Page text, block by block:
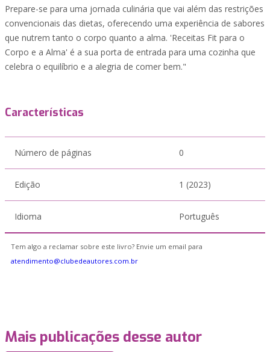
Prepare-se para uma jornada culinária que vai além das restrições
convencionais das dietas, oferecendo uma experiência de sabores
que nutrem tanto o corpo quanto a alma. 'Receitas Fit para o
Corpo e a Alma' é a sua porta de entrada para uma cozinha que
celebra o equilíbrio e a alegria de comer bem."
Características
Número de páginas 0
Edição 1 (2023)
Idioma Português
Tem algo a reclamar sobre este livro? Envie um email para
atendimento@clubedeautores.com.br
Mais publicações desse autor